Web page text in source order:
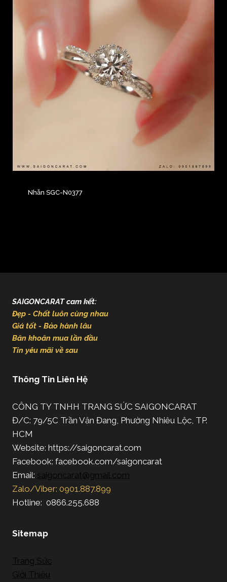
Nhẫn SGC-N0377
SAIGONCARAT cam kết:
Đẹp - Chất luôn cùng nhau
Giá tốt - Bảo hành lâu
Băn khoăn mua lần đầu
Tin yêu mãi về sau
Thông Tin Liên Hệ
CÔNG TY TNHH TRANG SỨC SAIGONCARAT
Đ/C: 79/5C Trần Văn Đang, Phường Nhiêu Lộc, TP.
HCM
Website: https://saigoncarat.com
Facebook: facebook.com/saigoncarat
Email: saigoncarat@gmail.com
Zalo/Viber: 0901.887.899
Hotline: 0866.255.688
Sitemap
Trang Sức
Giới Thiệu